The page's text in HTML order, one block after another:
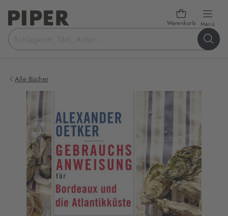
Warenkorb Menü
Suchbegriff
eingeben
Alle Bücher
Produktbilder
zum
Buch